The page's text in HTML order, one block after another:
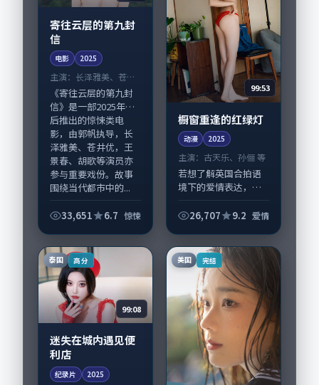
寄往云层的第九封
信
电影 2025
主演： 长泽雅美、苍井
优 等
《寄往云层的第九封
信》是一部2025年前
后推出的惊悚类电
影，由郭帆执导，长
泽雅美、苍井优，王
景春、胡歌等演员亦
参与重要戏份。故事
围绕当代都市中的...
33,651 6.7 惊悚
99:53
橱窗重逢的红绿灯
动漫 2025
主演： 古天乐、孙俪 等
若想了解英国合拍语
境下的爱情表达，
灯》值得关注：剧情
乐、孙俪与配角群戏
并重。影片2025年面
26,707 9.2 爱情
泰国 高分
99:08
迷失在城内遇见便
利店
纪录片 2025
美国 完结